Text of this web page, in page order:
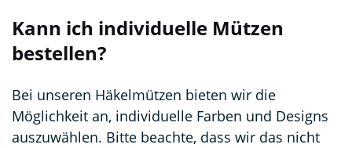
Kann ich individuelle Mützen
bestellen?
Bei unseren Häkelmützen bieten wir die
Möglichkeit an, individuelle Farben und Designs
auszuwählen. Bitte beachte, dass wir das nicht